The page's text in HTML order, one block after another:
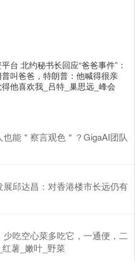
台 北约秘书长回应“爸爸事件”：
叫爸爸，特朗普：他喊得很亲
他喜欢我_吕特_巢思远_峰会
能＂察言观色＂？GigaAI团队
邱达昌：对香港楼市长远仍有
吃空心菜多吃它，一通便，二
薯_嫩叶_野菜